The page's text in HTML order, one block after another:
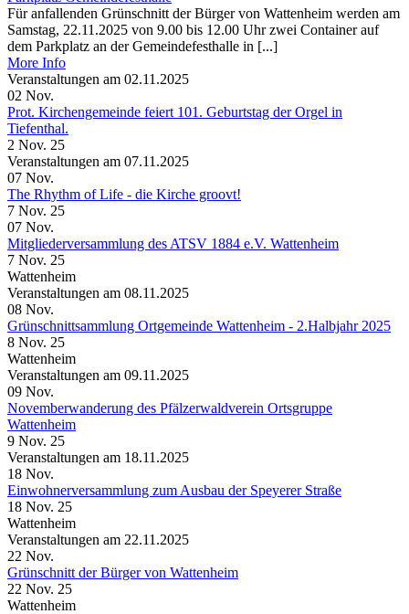
Für anfallenden Grünschnitt der Bürger von Wattenheim werden am
Samstag, 22.11.2025 von 9.00 bis 12.00 Uhr zwei Container auf
dem Parkplatz an der Gemeindefesthalle in [...]
More Info
Veranstaltungen am 02.11.2025
02 Nov.
Prot. Kirchengemeinde feiert 101. Geburtstag der Orgel in
Tiefenthal.
2 Nov. 25
Veranstaltungen am 07.11.2025
07 Nov.
The Rhythm of Life - die Kirche groovt!
7 Nov. 25
07 Nov.
Mitgliederversammlung des ATSV 1884 e.V. Wattenheim
7 Nov. 25
Wattenheim
Veranstaltungen am 08.11.2025
08 Nov.
Grünschnittsammlung Ortgemeinde Wattenheim - 2.Halbjahr 2025
8 Nov. 25
Wattenheim
Veranstaltungen am 09.11.2025
09 Nov.
Novemberwanderung des Pfälzerwaldverein Ortsgruppe
Wattenheim
9 Nov. 25
Veranstaltungen am 18.11.2025
18 Nov.
Einwohnerversammlung zum Ausbau der Speyerer Straße
18 Nov. 25
Wattenheim
Veranstaltungen am 22.11.2025
22 Nov.
Grünschnitt der Bürger von Wattenheim
22 Nov. 25
Wattenheim